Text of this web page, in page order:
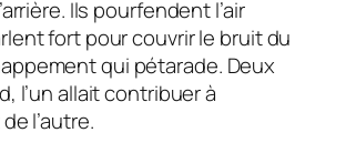
Ils pourfendent l’air
fort pour couvrir le bruit du
qui pétarade. Deux
l’un allait contribuer à
l’autre.